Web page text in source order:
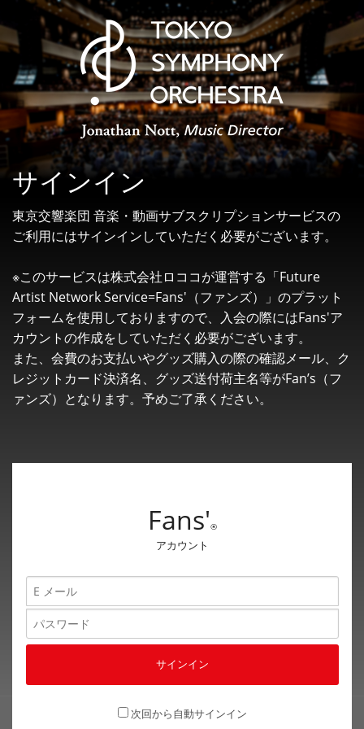
サインイン
東京交響楽団 音楽・動画サブスクリプションサービスの
ご利用にはサインインしていただく必要がございます。
※このサービスは株式会社ロココが運営する「Future
Artist Network Service=Fans'（ファンズ）」のプラット
フォームを使用しておりますので、入会の際にはFans'ア
カウントの作成をしていただく必要がございます。
また、会費のお支払いやグッズ購入の際の確認メール、ク
レジット カード決済名、グッズ送付荷主名等がFan’s（フ
ァンズ） となります。予めご了承ください。
Fans'®
アカウント
次回から自動サインイン